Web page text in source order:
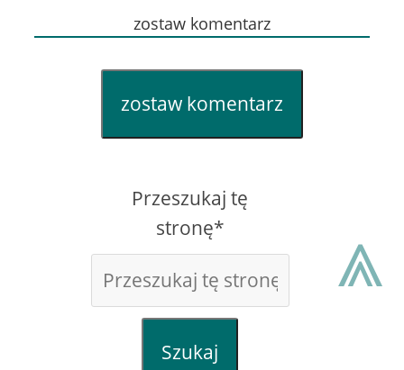
zostaw komentarz
zostaw komentarz
Przeszukaj tę
stronę*
Szukaj
⩓